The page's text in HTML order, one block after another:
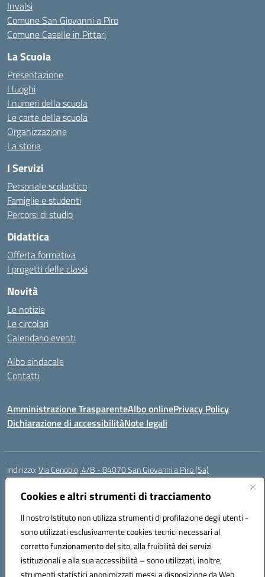
Cookies e altri strumenti di tracciamento
Il nostro Istituto non utilizza strumenti di profilazione degli utenti -
sono utilizzati esclusivamente cookies tecnici necessari al
corretto funzionamento del sito, alla fruibilità dei servizi
istituzionali e alla sua accessibilità – sono utilizzati, inoltre,
strumenti statistici anonimizzati messi a disposizione da Web
Invalsi
Comune San Giovanni a Piro
Comune Caselle in Pittari
La Scuola
Presentazione
I luoghi
I numeri della scuola
Le carte della scuola
Organizzazione
La storia
I Servizi
Personale scolastico
Famiglie e studenti
Percorsi di studio
Didattica
Offerta formativa
I progetti delle classi
Novità
Le notizie
Le circolari
Calendario eventi
Albo sindacale
Contatti
Amministrazione TrasparenteAlbo onlinePrivacy Policy
Dichiarazione di accessibilitàNote legali
Indirizzo:Via Cenobio, 4/B - 84070 San Giovanni a Piro (Sa)
Centralino:
Posta elettronica certificata (PEC):saic815005@pec.istruzione.it
Codice fiscale: 84001740657
Codice meccanografico:SAIC815005
Codice Indice delle Pubbliche Amministrazioni (IPA): istsc_SAIC815005
Codice unico di fatturazione (CUF): UFDQ9V